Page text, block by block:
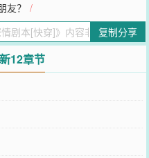
。季眠和未来小舅子称兄道
”喊着。无人知道他其实志向
为季眠对大哥忠心耿耿，上刀
，不仅收留了无家可归的季
予温暖的员工关怀。唯一的缺
，大哥得知了季眠的“远大志
听说你想当我姐夫？季眠：……
的花花公子。】他坚持不懈地
候表明心意。到后来，一百次
自己死去的爱情，他装模作样
男室友好心地陪在他左右。酒
友？
/
复制分享
12章节